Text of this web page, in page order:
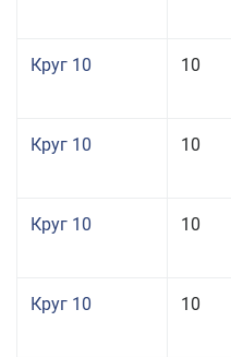
Круг 10 10
Круг 10 10
Круг 10 10
Круг 10 10